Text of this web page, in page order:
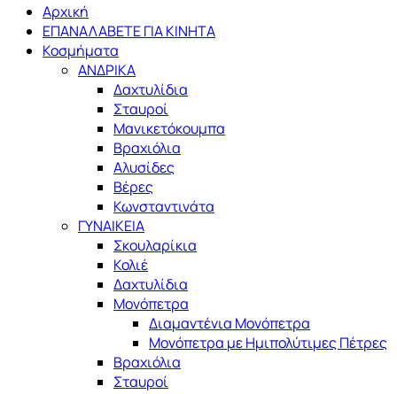
Αρχική
ΕΠΑΝΑΛΑΒΕΤΕ ΓΙΑ ΚΙΝΗΤΑ
Κοσμήματα
ΑΝΔΡΙΚΑ
Δαχτυλίδια
Σταυροί
Μανικετόκουμπα
Βραχιόλια
Αλυσίδες
Βέρες
Κωνσταντινάτα
ΓΥΝΑΙΚΕΙΑ
Σκουλαρίκια
Κολιέ
Δαχτυλίδια
Μονόπετρα
Διαμαντένια Μονόπετρα
Μονόπετρα με Ημιπολύτιμες Πέτρες
Βραχιόλια
Σταυροί